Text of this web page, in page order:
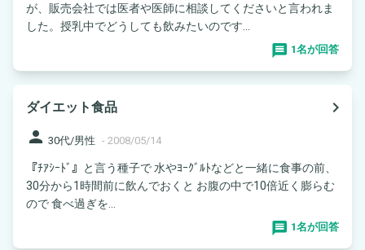
が、販売会社では医者や医師に相談してくださいと言われま
した。授乳中でどうしても飲みたいのです...
1名が回答
ダイエット食品
navigate_next
person 30代/男性 - 2008/05/14
『ﾁｱｼｰﾄﾞ』と言う種子で 水やﾖｰｸﾞﾙﾄなどと一緒に食事の前、
30分から1時間前に飲んでおくと お腹の中で10倍近く膨らむ
ので 食べ過ぎを...
1名が回答